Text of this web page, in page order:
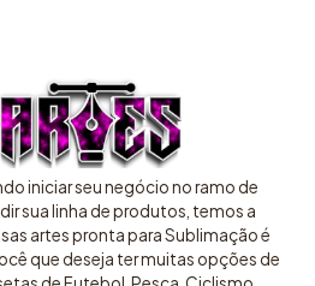
iniciar seu negócio no ramo de
sua linha de produtos, temos a
artes pronta para Sublimação é
que deseja ter muitas opções de